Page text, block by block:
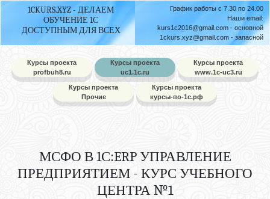
1CKURS.XYZ - ДЕЛАЕМ
ОБУЧЕНИЕ 1С
ДОСТУПНЫМ ДЛЯ ВСЕХ
График работы с 7.30 по 24.00
Наши email:
kurs1c2016@gmail.com - основной
1ckurs.xyz@gmail.com - запасной
Курсы проекта
profbuh8.ru
Курсы проекта
uc1.1c.ru
Курсы проекта
www.1c-uc3.ru
Курсы проекта
Прочие
Курсы проекта
курсы-по-1с.рф
МСФО В 1С:ERP УПРАВЛЕНИЕ
ПРЕДПРИЯТИЕМ - КУРС УЧЕБНОГО
ЦЕНТРА №1